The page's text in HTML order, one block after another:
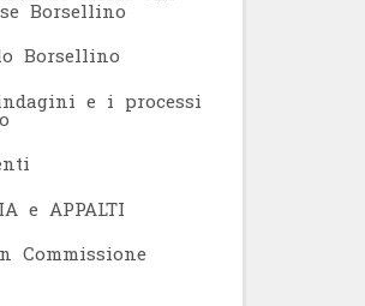
Borsellino
Borsellino
e i processi
e APPALTI
Commissione